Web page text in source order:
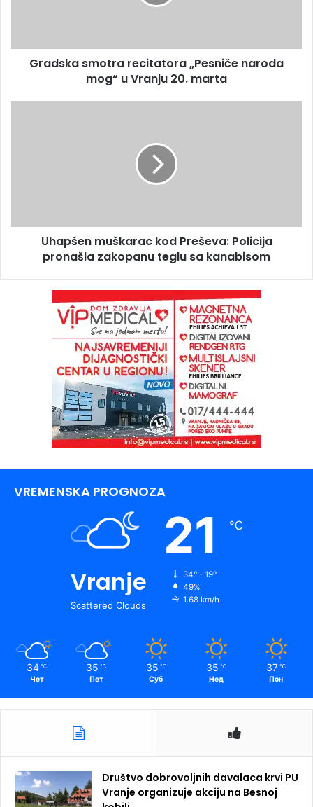
Gradska smotra recitatora „Pesniče naroda
mog“ u Vranju 20. marta
Uhapšen muškarac kod Preševa: Policija
pronašla zakopanu teglu sa kanabisom
VREMENSKA PROGNOZA
Vranje
Scattered Clouds
21 ℃
34º - 19º
49%
1.68 km/h
34 ℃
Чет
35 ℃
Пет
35 ℃
Суб
35 ℃
Нед
37 ℃
Пон
Društvo dobrovoljnih davalaca krvi PU
Vranje organizuje akciju na Besnoj